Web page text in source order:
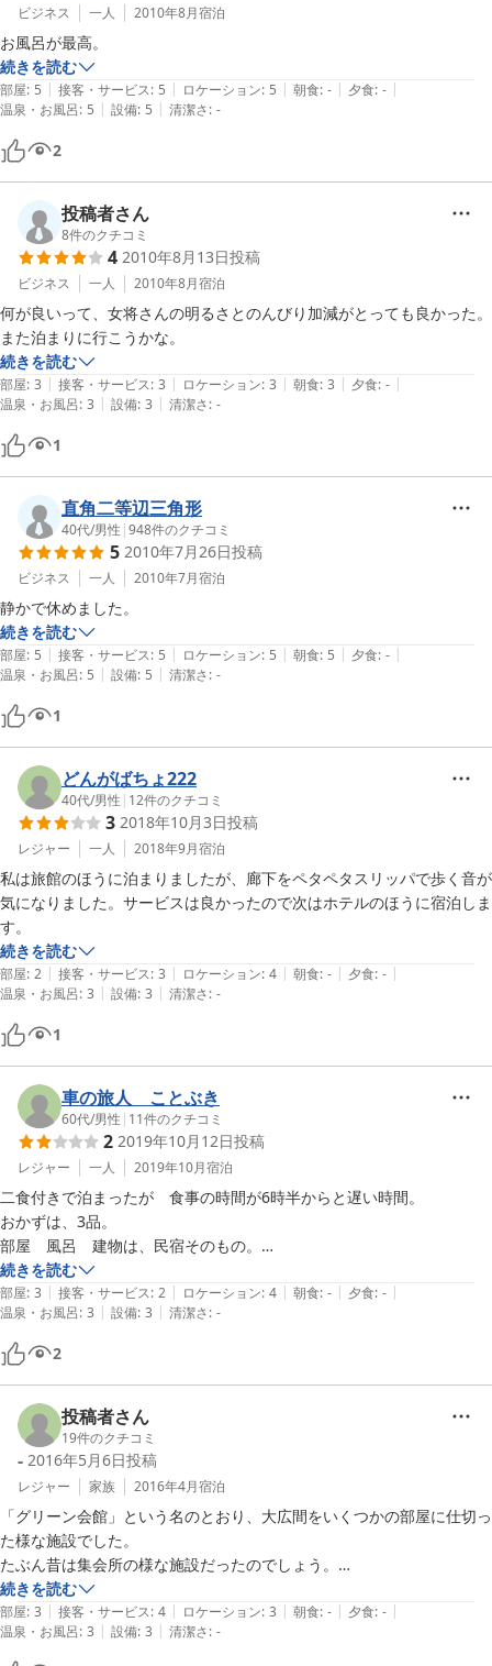
ビジネス 一人 2010年8月宿泊
お風呂が最高。
続きを読む
部屋: 5 | 接客・サービス: 5 | ロケーション: 5 | 朝食: - | 夕食: - |
温泉・お風呂: 5 | 設備: 5 | 清潔さ: -
2
投稿者さん
8件のクチコミ
4 2010年8月13日投稿
ビジネス 一人 2010年8月宿泊
何が良いって、女将さんの明るさとのんびり加減がとっても良かった。
また泊まりに行こうかな。
続きを読む
部屋: 3 | 接客・サービス: 3 | ロケーション: 3 | 朝食: 3 | 夕食: - |
温泉・お風呂: 3 | 設備: 3 | 清潔さ: -
1
直角二等辺三角形
40代/男性 |948件のクチコミ
5 2010年7月26日投稿
ビジネス 一人 2010年7月宿泊
静かで休めました。
続きを読む
部屋: 5 | 接客・サービス: 5 | ロケーション: 5 | 朝食: 5 | 夕食: - |
温泉・お風呂: 5 | 設備: 5 | 清潔さ: -
1
どんがばちょ222
40代/男性 | 12件のクチコミ
3 2018年10月3日投稿
レジャー 一人 2018年9月宿泊
私は旅館のほうに泊まりましたが、廊下をペタペタスリッパで歩く音が
気になりました。サービスは良かったので次はホテルのほうに宿泊しま
す。
続きを読む
部屋: 2 | 接客・サービス: 3 | ロケーション: 4 | 朝食: - | 夕食: - |
温泉・お風呂: 3 | 設備: 3 | 清潔さ: -
1
車の旅人 ことぶき
60代/男性 | 11件のクチコミ
2 2019年10月12日投稿
レジャー 一人 2019年10月宿泊
二食付きで泊まったが　食事の時間が6時半からと遅い時間。
おかずは、3品。
部屋　風呂　建物は、民宿そのもの。
しかし、新潟の民宿の食事は、おかずが５〜６品付いてる。
内訳は、シャケ（おいしい）　スーパーに売ってる３０円くらいの
冷たいミニコロッケ　わかめの酢の物　　これだけ。
朝食もお皿に少しずつおかずが盛られてるだけ。
これなら２千円安いビジネスホテルに泊まって
２千円で外食した方がおいしいのを食べられる。
他の方の食事のコメントとまるで違い過ぎる！
お風呂は、5時半からだったが　その時間で冷たかった。
体を洗ってから入ったが上の方だけが温かいだけで
諦めて出てしまった。
後から入った人は、湯船に入ったと思ったら
続きを読む
部屋: 3 | 接客・サービス: 2 | ロケーション: 4 | 朝食: - | 夕食: - |
温泉・お風呂: 3 | 設備: 3 | 清潔さ: -
2
投稿者さん
19件のクチコミ
- 2016年5月6日投稿
レジャー 家族 2016年4月宿泊
「グリーン会館」という名のとおり、大広間をいくつかの部屋に仕切っ
た様な施設でした。
たぶん昔は集会所の様な施設だったのでしょう。
そんな歴史背景からか、お借りした部屋は天井がとても高く、広々とし
たお部屋でした。
風呂・トレイ共用という、昔はよく存在していたスタイルの宿です。
続きを読む
部屋: 3 | 接客・サービス: 4 | ロケーション: 3 | 朝食: - | 夕食: - |
温泉・お風呂: 3 | 設備: 3 | 清潔さ: -